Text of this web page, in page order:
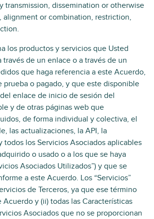
transmission, dissemination or otherwise
alignment or combination, restriction,
los productos y servicios que Usted
través de un enlace o a través de un
que haga referencia a este Acuerdo,
prueba o pagado, y que este disponible
enlace de inicio de sesión del
y de otras páginas web que
de forma individual y colectiva, el
las actualizaciones, la API, la
todos los Servicios Asociados aplicables
o usado o a los que se haya
Asociados Utilizados”) y que se
a este Acuerdo. Los “Servicios”
de Terceros, ya que ese término
y (ii) todas las Características
Asociados que no se proporcionan